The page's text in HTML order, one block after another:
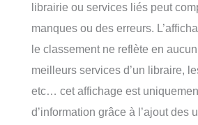
librairie ou services liés peut
manques ou des erreurs.
le classement ne reflète en
meilleurs services d’un libraire,
etc… cet affichage est
d’information grâce à l’ajout des